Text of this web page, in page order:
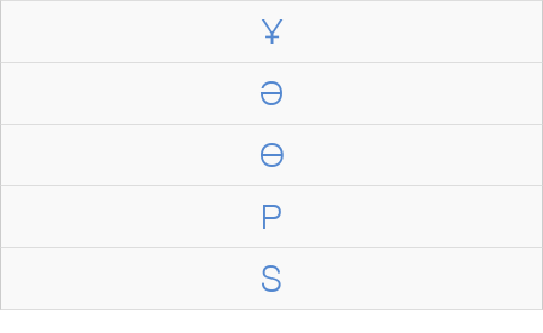
Ұ
Ә
Ө
P
S